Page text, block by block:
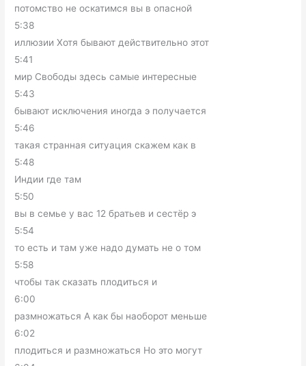
потомство не оскатимся вы в опасной
5:38
иллюзии Хотя бывают действительно этот
5:41
мир Свободы здесь самые интересные
5:43
бывают исключения иногда э получается
5:46
такая странная ситуация скажем как в
5:48
Индии где там
5:50
вы в семье у вас 12 братьев и сестёр э
5:54
то есть и там уже надо думать не о том
5:58
чтобы так сказать плодиться и
6:00
размножаться А как бы наоборот меньше
6:02
плодиться и размножаться Но это могут